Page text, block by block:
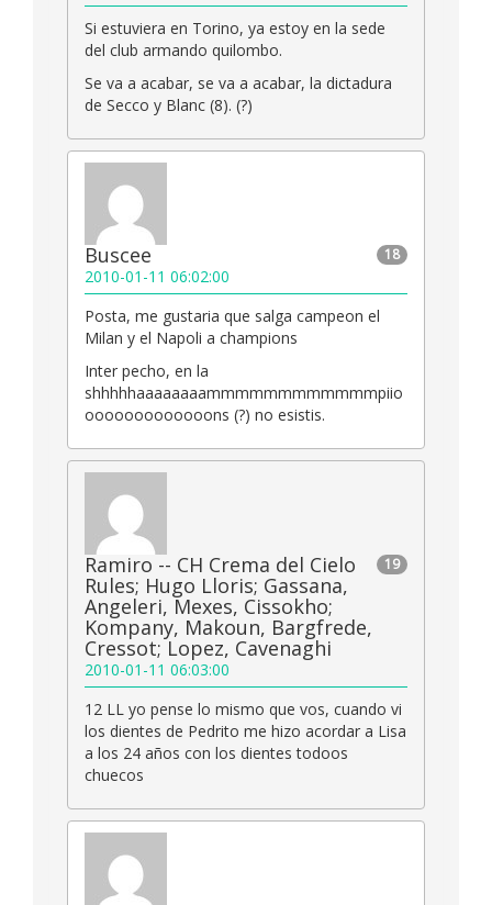
Si estuviera en Torino, ya estoy en la sede
del club armando quilombo.
Se va a acabar, se va a acabar, la dictadura
de Secco y Blanc (8). (?)
18
Buscee
2010-01-11 06:02:00
Posta, me gustaria que salga campeon el
Milan y el Napoli a champions
Inter pecho, en la
shhhhhaaaaaaaammmmmmmmmmmmpiio
ooooooooooooons (?) no esistis.
19
Ramiro -- CH Crema del Cielo
Rules; Hugo Lloris; Gassana,
Angeleri, Mexes, Cissokho;
Kompany, Makoun, Bargfrede,
Cressot; Lopez, Cavenaghi
2010-01-11 06:03:00
12 LL yo pense lo mismo que vos, cuando vi
los dientes de Pedrito me hizo acordar a Lisa
a los 24 años con los dientes todoos
chuecos